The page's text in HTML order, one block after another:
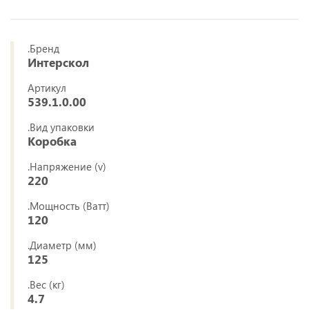
.Бренд
Интерскол
Артикул
539.1.0.00
.Вид упаковки
Коробка
.Напряжение (v)
220
.Мощность (Ватт)
120
.Диаметр (мм)
125
.Вес (кг)
4.7